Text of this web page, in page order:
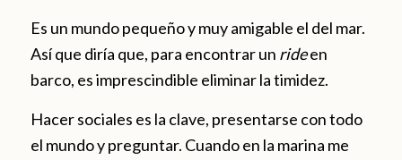
Es un mundo pequeño y muy amigable el del mar.
Así que diría que, para encontrar un rideen
barco, es imprescindible eliminar la timidez.
Hacer sociales es la clave, presentarse con todo
el mundo y preguntar. Cuando en la marina me